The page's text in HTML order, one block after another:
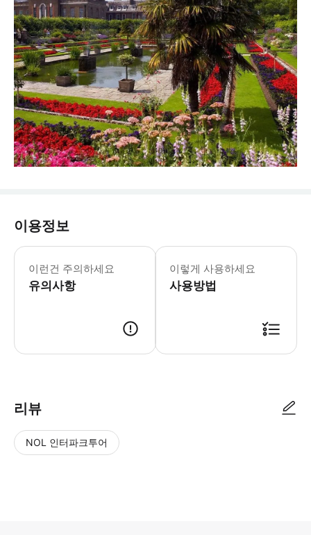
이용정보
이런건 주의하세요
유의사항
이렇게 사용하세요
사용방법
리뷰
NOL 인터파크투어